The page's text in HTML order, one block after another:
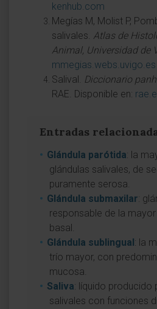
kenhub.com
Megías M, Molist P,
salivales. Atlas de
Animal, Universidad de
mmegias.webs.uvigo.es
Salival. Diccionario
RAE. Disponible en:
Entradas
Glándula parótida: la
glándulas salivales, de
puramente serosa.
Glándula submaxilar:
responsable de la
basal.
Glándula sublingual: la
trío mayor, con
mucosa.
Saliva: líquido producido
salivales con funciones